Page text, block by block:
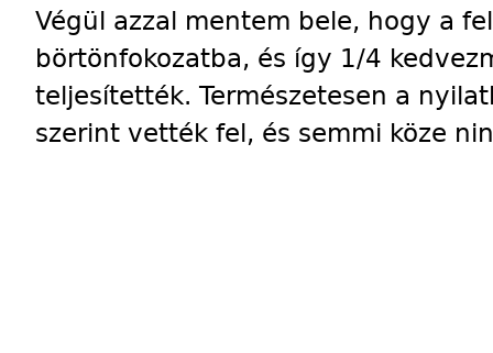
Végül azzal mentem bele, hogy a
börtönfokozatba, és így 1/4
teljesítették. Természetesen a
szerint vették fel, és semmi köze